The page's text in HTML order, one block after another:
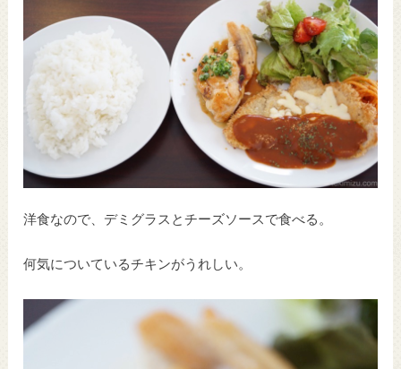
洋食なので、デミグラスとチーズソースで食べる。
何気についているチキンがうれしい。